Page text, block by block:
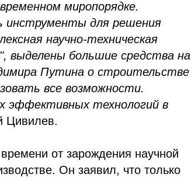
миропорядке.
инструменты для решения
научно-техническая
выделены большие средства на
Путина о строительстве
все возможности.
эффективных технологий в
Цивилев.
от зарождения научной
Он заявил, что только